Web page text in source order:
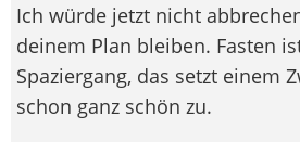
Ich würde jetzt nicht
deinem Plan bleiben. Fasten
Spaziergang, das setzt einem
schon ganz schön zu.